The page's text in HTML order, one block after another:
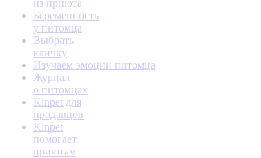
из приюта
Беременность
у питомца
Выбрать
кличку
Изучаем эмоции питомца
Журнал
о питомцах
Kinpet для
продавцов
Kinpet
помогает
приютам